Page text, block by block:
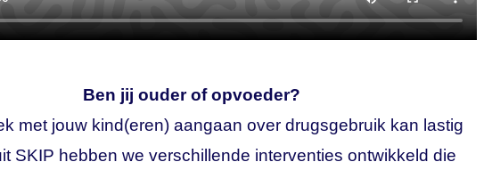
Ben jij ouder of opvoeder?
met jouw kind(eren) aangaan over drugsgebruik kan lastig
SKIP hebben we verschillende interventies ontwikkeld die